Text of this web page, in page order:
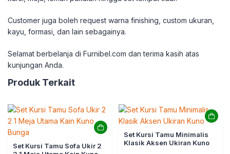
Customer juga boleh request warna finishing, custom ukuran,
kayu, formasi, dan lain sebagainya.
Selamat berbelanja di Furnibel.com dan terima kasih atas
kunjungan Anda.
Produk Terkait
Set Kursi Tamu Sofa Ukir 2
Set Kursi Tamu Minimalis
Klasik Aksen Ukiran Kuno